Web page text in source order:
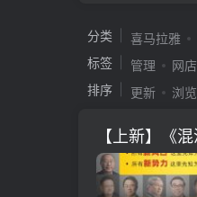
分类 喜马拉雅
标签
管理 网店
排序
更新 浏览
【上新】《